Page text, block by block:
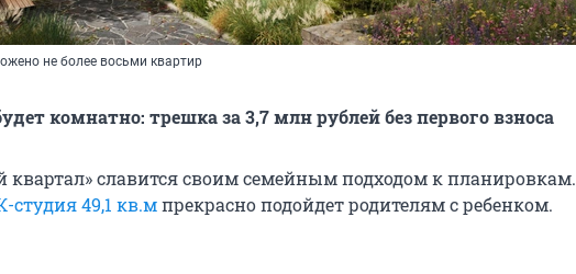
не более восьми квартир
комнатно: трешка за 3,7 млн рублей без первого взноса
квартал» славится своим семейным подходом к планировкам.
студия 49,1 кв.мпрекрасно подойдет родителям с ребенком.